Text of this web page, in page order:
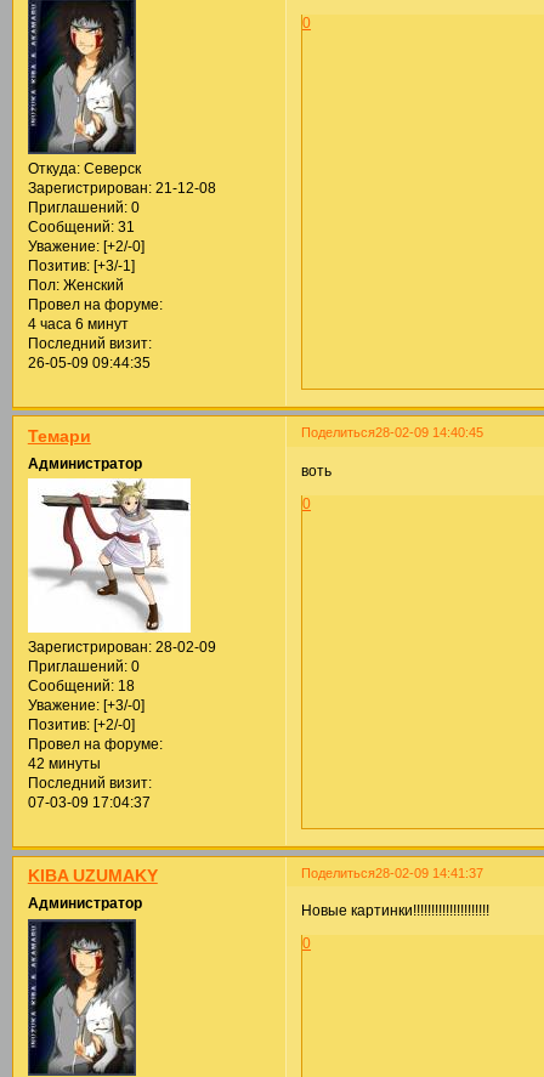
Откуда:Северск
Зарегистрирован: 21-12-08
Приглашений:0
Сообщений:31
Уважение: [+2/-0]
Позитив: [+3/-1]
Пол:Женский
Провел на форуме:
4 часа 6 минут
Последний визит:
26-05-09 09:44:35
0
Поделиться28-02-09 14:40:45
Темари
Администратор
Зарегистрирован: 28-02-09
Приглашений:0
Сообщений:18
Уважение: [+3/-0]
Позитив: [+2/-0]
Провел на форуме:
42 минуты
Последний визит:
07-03-09 17:04:37
воть
0
Поделиться28-02-09 14:41:37
KIBA UZUMAKY
Администратор
Новые картинки!!!!!!!!!!!!!!!!!!!!!
0